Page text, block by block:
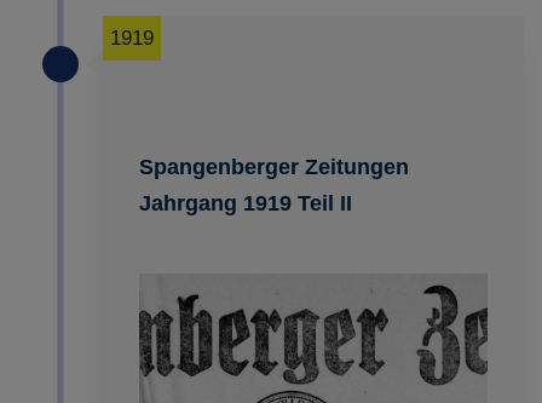
Spangenberger Zeitungen
Jahrgang 1919 Teil II
1919